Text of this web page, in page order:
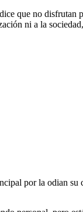
que no disfrutan
ni a la
por la odian su